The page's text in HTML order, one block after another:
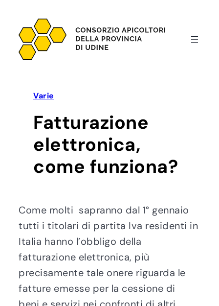
contenuto
Varie
Fatturazione
elettronica,
come funziona?
Come molti sapranno dal 1° gennaio
tutti i titolari di partita Iva residenti in
Italia hanno l’obbligo della
fatturazione elettronica, più
precisamente tale onere riguarda le
fatture emesse per la cessione di